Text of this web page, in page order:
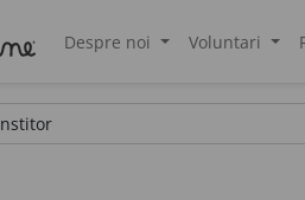
Despre noi Voluntari